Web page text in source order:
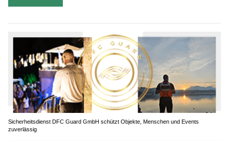
Sicherheitsdienst DFC Guard GmbH schützt Objekte, Menschen und Events
zuverlässig